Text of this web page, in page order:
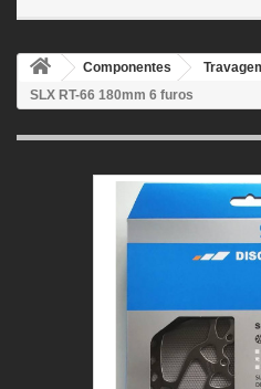
Componentes
SLX RT-66 180mm 6 furos